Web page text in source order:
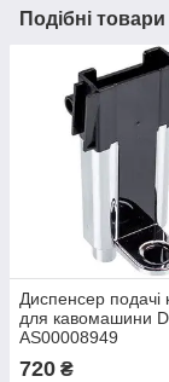
Подібні товари
Диспенсер подачі
для кавомашини
AS00008949
720 ₴